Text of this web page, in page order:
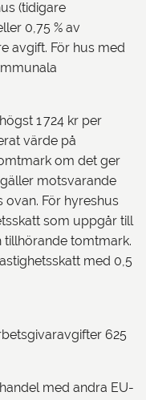
(tidigare
0,75 % av
avgift. För hus med
1 724 kr per
värde på
om det ger
motsvarande
För hyreshus
som uppgår till
tillhörande tomtmark.
med 0,5
625
med andra EU-